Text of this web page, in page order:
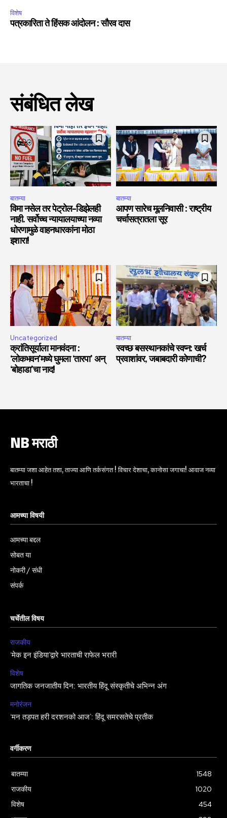
विशेष
पत्रकारिता ते हिंसक आंदोलन : सौरव दास
संबंधित लेख
बातम्या
विमा नसेल तर पेट्रोल-डिझेलही
नाही. सर्वोच्च न्यायालयाच्या नव्या
धोरणामुळे वाहनधारकांना मोठा
इशारा!
बातम्या
आपण सारेच मूलनिवासी : राष्ट्रीय
चर्चासत्रातला सूर
Uncategorized
क्रांतिसूर्याला मानवंदना :
‘लोकभवन’मध्ये घुमला ‘तारपा’ अन्
‘बोहाडा’चा नाद!
बातम्या
स्वच्छ बसस्थानकांचे स्वप्न: खर्च
प्रवाशांवर, जबाबदारी कोणाची?
NB मराठी
बातम्या जशा आहेत तशा, ताज्या आणि तर्कसंगत ! विचार देशाचा, कानोसा जगाचा! आवाज नव्या
भारताचा !
आमच्या विषयी
आमच्या बद्दल
सोबत या
नोकरी / संधी
संपर्क
चर्चेतील विषय
राजकीय
‘मेक इन इंडिया’द्वारे भारताची राफेल भरारी
विशेष
जागतिक जनजातीय दिन: भारतीय हिंदू संस्कृतीचे अभिन्न अंग
मनोरंजन
‘मन तड़पत हरी दरशनको आज’: हिंदू समरसतेचे प्रतीक
वर्गीकरण
बातम्या
1548
राजकीय
1020
विशेष
454